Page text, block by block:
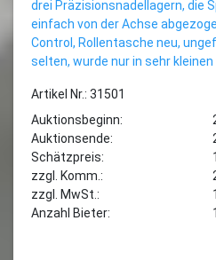
drei Präzisionsnadellagern, die
einfach von der Achse
Control, Rollentasche neu,
selten, wurde nur in sehr
Artikel Nr.: 31501
Auktionsbeginn:
Auktionsende:
Schätzpreis:
zzgl. Komm.:
zzgl. MwSt.:
Anzahl Bieter:
1